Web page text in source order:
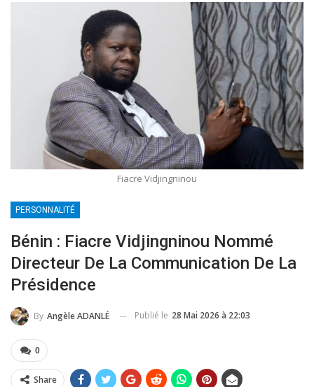
Fiacre Vidjingninou
PERSONNALITÉ
Bénin : Fiacre Vidjingninou Nommé
Directeur De La Communication De La
Présidence
By Angèle ADANLÉ Publié le 28 Mai 2026 à 22:03
0
Share